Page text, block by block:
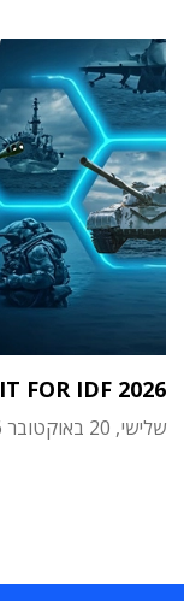
IT FOR IDF 2026
שלישי, 20 באוקטובר 2026